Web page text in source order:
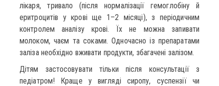
лікаря, тривало (після нормалізації гемоглобіну й
еритроцитів у крові ще 1–2 місяці), з періодичним
контролем аналізу крові. Їх не можна запивати
молоком, чаєм та соками. Одночасно із препаратами
заліза необхідно вживати продукти, збагачені залізом.
Дітям застосовувати тільки після консультації з
педіатром! Краще у вигляді сиропу, суспензії чи